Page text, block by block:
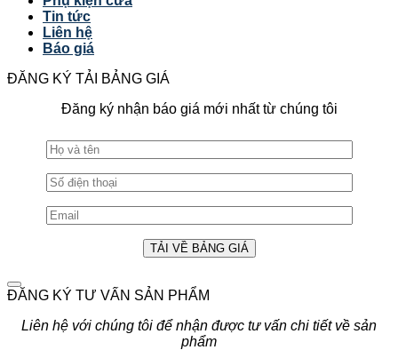
Tin tức
Liên hệ
Báo giá
ĐĂNG KÝ TẢI BẢNG GIÁ
Đăng ký nhận báo giá mới nhất từ chúng tôi
ĐĂNG KÝ TƯ VẤN SẢN PHẨM
Liên hệ với chúng tôi để nhận được tư vấn chi tiết về sản
phẩm